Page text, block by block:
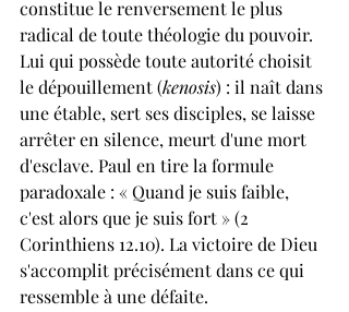
constitue le renversement le plus
radical de toute théologie du pouvoir.
Lui qui possède toute autorité choisit
le dépouillement (kenosis) : il naît dans
une étable, sert ses disciples, se laisse
arrêter en silence, meurt d'une mort
d'esclave. Paul en tire la formule
paradoxale : « Quand je suis faible,
c'est alors que je suis fort » (2
Corinthiens 12.10). La victoire de Dieu
s'accomplit précisément dans ce qui
ressemble à une défaite.